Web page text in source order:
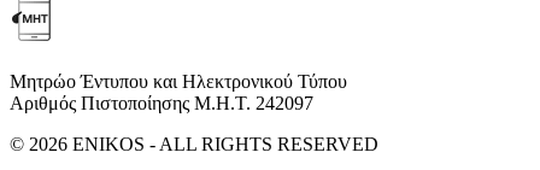
Μητρώο Έντυπου και Ηλεκτρονικού Τύπου
Αριθμός Πιστοποίησης Μ.Η.Τ. 242097
© 2026 ENIKOS - ALL RIGHTS RESERVED